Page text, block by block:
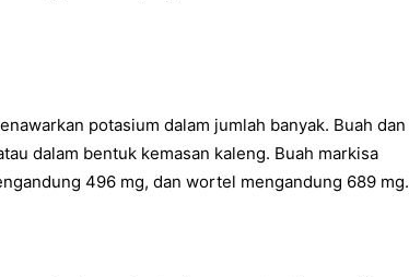
potasium dalam jumlah banyak. Buah dan
dalam bentuk kemasan kaleng. Buah markisa
496 mg, dan wortel mengandung 689 mg.